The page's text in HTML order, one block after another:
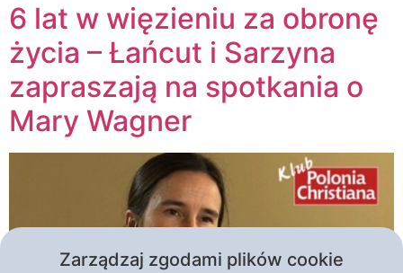
6 lat w więzieniu za obronę
życia – Łańcut i Sarzyna
zapraszają na spotkania o
Mary Wagner
Zarządzaj zgodami plików cookie